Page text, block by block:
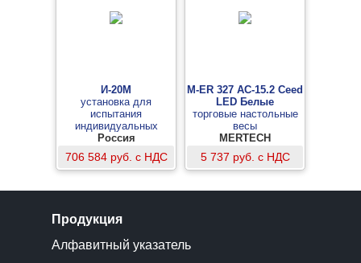
И-20М
установка для
испытания
индивидуальных
средств защиты от
поражения
электротоком
Россия
706 584 руб. с НДС
M-ER 327 AC-15.2 Ceed
LED Белые
торговые настольные
весы
MERTECH
5 737 руб. с НДС
Продукция
Алфавитный указатель